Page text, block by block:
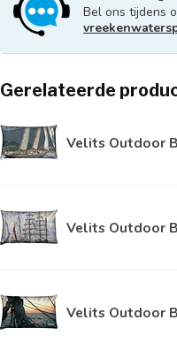
Bel ons tijdens
Gerelateerde
Velits Outdoor
Velits Outdoor
Velits Outdoor